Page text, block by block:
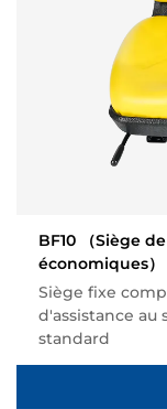
BF10
（Siège
économiques）
Siège fixe
d'assistance au
standard